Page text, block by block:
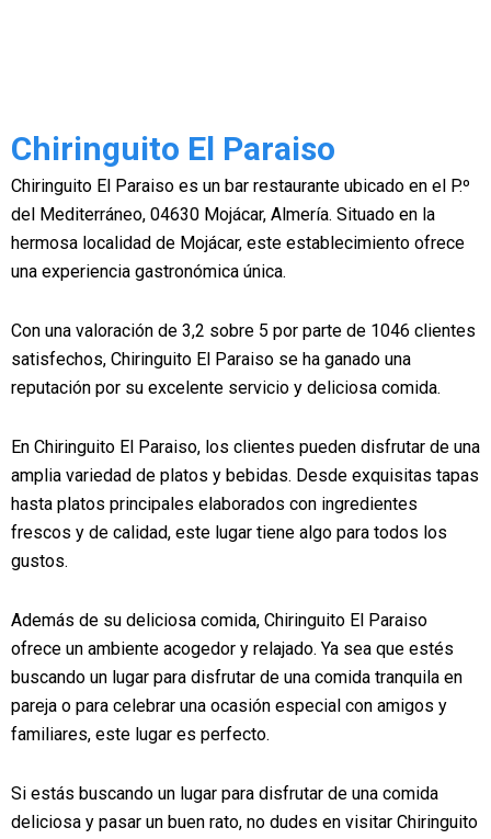
Chiringuito El Paraiso
Chiringuito El Paraiso es un bar restaurante ubicado en el P.º
del Mediterráneo, 04630 Mojácar, Almería. Situado en la
hermosa localidad de Mojácar, este establecimiento ofrece
una experiencia gastronómica única.
Con una valoración de 3,2 sobre 5 por parte de 1046 clientes
satisfechos, Chiringuito El Paraiso se ha ganado una
reputación por su excelente servicio y deliciosa comida.
En Chiringuito El Paraiso, los clientes pueden disfrutar de una
amplia variedad de platos y bebidas. Desde exquisitas tapas
hasta platos principales elaborados con ingredientes
frescos y de calidad, este lugar tiene algo para todos los
gustos.
Además de su deliciosa comida, Chiringuito El Paraiso
ofrece un ambiente acogedor y relajado. Ya sea que estés
buscando un lugar para disfrutar de una comida tranquila en
pareja o para celebrar una ocasión especial con amigos y
familiares, este lugar es perfecto.
Si estás buscando un lugar para disfrutar de una comida
deliciosa y pasar un buen rato, no dudes en visitar Chiringuito